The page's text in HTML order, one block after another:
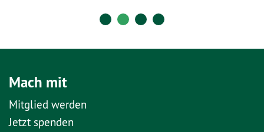
Mach mit
Mitglied werden
Jetzt spenden